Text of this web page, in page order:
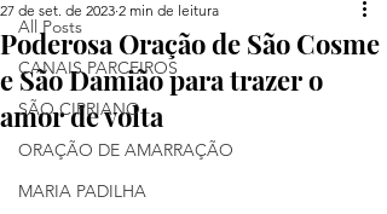
All Posts
CANAIS PARCEIROS
SÃO CIPRIANO
ORAÇÃO DE AMARRAÇÃO
MARIA PADILHA
Poderosa Oração de São Cosme
e São Damião para trazer o
amor de volta
27 de set. de 2023 2 min de leitura